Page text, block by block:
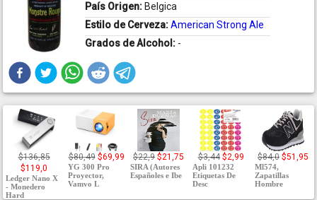
País Origen: Belgica
Estilo de Cerveza:American Strong Ale
Grados de Alcohol: -
$136,85
$119,0
Ledger Nano X
- Monedero
Hard
$80,49 $69,99
YG 300 Pro
Proyector,
Vamvo L
$22,9 $21,75
SIRA (Autores
Españoles e Ibe
$3,44 $2,99
Apli 101232
Etiquetas De
Desc
$84,0 $51,95
Ml574,
Zapatillas
Hombre